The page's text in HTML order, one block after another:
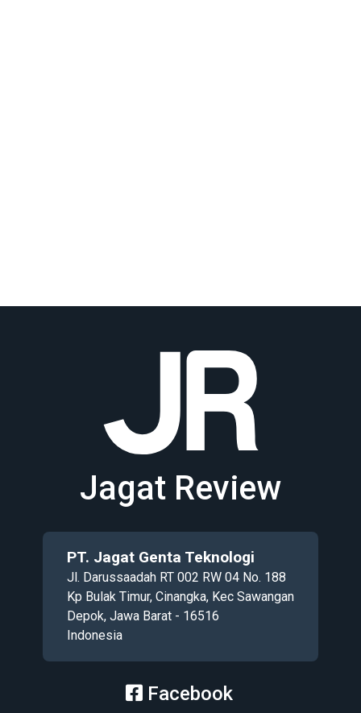
Jagat Review
PT. Jagat Genta Teknologi
Jl. Darussaadah RT 002 RW 04 No. 188
Kp Bulak Timur, Cinangka, Kec Sawangan
Depok, Jawa Barat - 16516
Indonesia
Facebook